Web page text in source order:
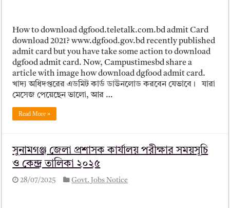
How to download dgfood.teletalk.com.bd admit Card
download 2021? www.dgfood.gov.bd recently published
admit card but you have take some action to download
dgfood admit card. Now, Campustimesbd share a
article with image how download dgfood admit card.
খাদ্য অধিদপ্তরের এডমিট কার্ড ডাউনলোড করবেন যেভাবে। যারা
মেসেজ পেয়েছেন ভালো, আর …
Read More »
সুনামগঞ্জ জেলা প্রশাসক কার্যালয় পরীক্ষার সময়সূচি
ও কেন্দ্র তালিকা ২০২৫
28/07/2025 Govt. Jobs Notice